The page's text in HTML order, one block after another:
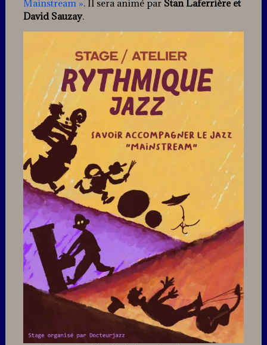
Mainstream ». Il sera animé parStan Laferrière et
David Sauzay.